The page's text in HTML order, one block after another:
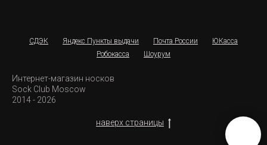
СДЭК Яндекс Пункты выдачи Почта России
ЮКасса
Робокасса
Шоурум
Интернет-магазин носков
Sock Club Moscow
2014 - 2026
наверх страницы